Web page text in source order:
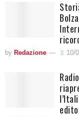
by Redazione 10/